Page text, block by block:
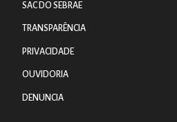
SAC DO SEBRAE
TRANSPARÊNCIA
PRIVACIDADE
OUVIDORIA
DENUNCIA